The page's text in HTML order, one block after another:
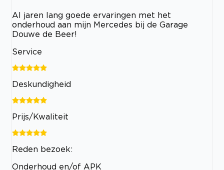
Al jaren lang goede ervaringen met het
onderhoud aan mijn Mercedes bij de Garage
Douwe de Beer!
Service
Deskundigheid
Prijs/Kwaliteit
Reden bezoek:
Onderhoud en/of APK